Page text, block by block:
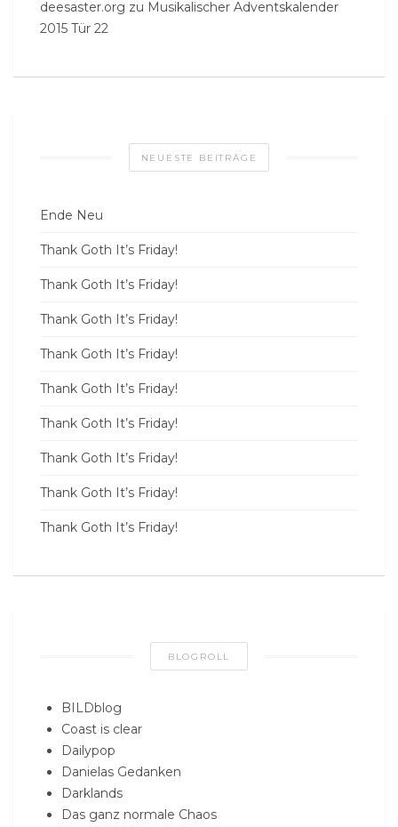
deesaster.org zu Musikalischer Adventskalender
2015 Tür 22
NEUESTE BEITRÄGE
Ende Neu
Thank Goth It’s Friday!
Thank Goth It’s Friday!
Thank Goth It’s Friday!
Thank Goth It’s Friday!
Thank Goth It’s Friday!
Thank Goth It’s Friday!
Thank Goth It’s Friday!
Thank Goth It’s Friday!
Thank Goth It’s Friday!
BLOGROLL
BILDblog
Coast is clear
Dailypop
Danielas Gedanken
Darklands
Das ganz normale Chaos